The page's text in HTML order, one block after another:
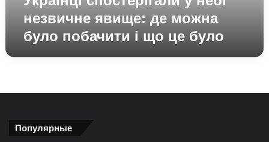
незвичне явище: де можна
було побачити і що це було
Популярные